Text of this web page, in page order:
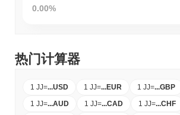
0.00%
热门计算器
1 JJ=...USD 1 JJ=...EUR 1 JJ=...GBP
1 JJ=...AUD 1 JJ=...CAD 1 JJ=...CHF